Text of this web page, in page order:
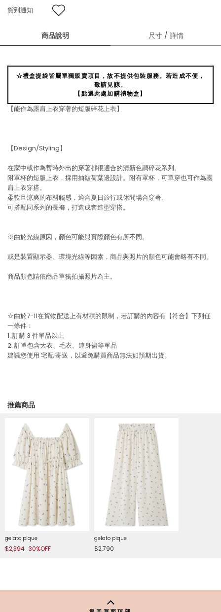
貨到通知
商品說明 尺寸 / 詳情
☆禮盒提袋皆屬單獨販賣項目，故不提供包裝服務。若造成不便，
敬請見諒。
【點選此處加購禮物盒】
【能作為露肩上衣穿著的短版碎花上衣】
【Design/Styling】
在家中或作為暫時外出的穿著都很適合的清新色調碎花系列。
附罩杯的短版上衣，採用抽皺荷葉邊設計。附有罩杯，可單穿也可作為露
肩上衣穿搭。
柔軟且涼爽的布料觸感，適合夏日旅行或休閒場合穿著。
可搭配同系列的長褲，打造成套造型穿搭。
※由於光線原因，顏色可能與實際顏色有所不同。
或是裝置顯示器、環境光線等因素，商品與照片的顏色可能會略有不同。
商品顏色請依商品單獨拍攝照片為主。
☆由於7-11在貨物配送上有材積的限制，若訂購的內容有【符合】下列任
一條件：
1. 訂購 3 件單品以上
2. 訂單包含大衣、毛衣、連身裙等單品
建議您使用 宅配寄送，以避免購買商品無法如預期出貨。
推薦商品
gelato pique
$2,394 30%OFF
gelato pique
$2,790